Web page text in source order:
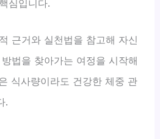
심입니다.
근거와 실천법을 참고해 자신
법을 찾아가는 여정을 시작해
식사량이라도 건강한 체중 관
.